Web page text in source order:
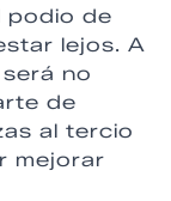
podio de
lejos. A
no
de
al tercio
mejorar